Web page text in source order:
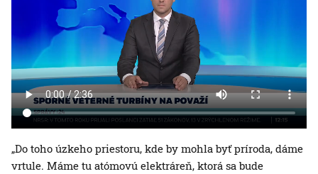
„Do toho úzkeho priestoru, kde by mohla byť príroda, dáme
vrtule. Máme tu atómovú elektráreň, ktorá sa bude